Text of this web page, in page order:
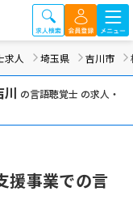
求人 埼玉県 吉川市
川 の言語聴覚士 の求人・
援事業での言